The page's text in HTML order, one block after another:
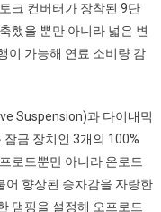
크 컨버터가 장착된 9단
했을 뿐만 아니라 넓은 변
이 가능해 연료 소비량 감
Suspension)과 다이내믹
잠금 장치인 3개의 100%
로드뿐만 아니라 온로드
어 향상된 승차감을 자랑한
댐핑을 설정해 오프로드